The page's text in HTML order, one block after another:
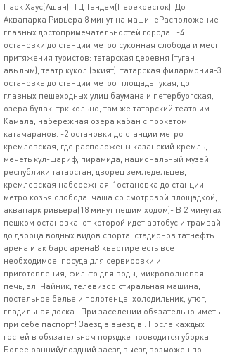
Парк Хаус(Ашан), ТЦ Тандем(Перекресток). До
Аквапарка Ривьера 8 минут на машинеРасположение
главных достопримечательностей города : -4
остановки до станции метро суконная слобода и мест
притяжения туристов: татарская деревня (туган
авылым), театр кукол (экият), татарская филармония-3
остановка до станции метро площадь тукая, до
главных пешеходных улиц баумана и петербургская,
озера булак, трк кольцо, там же татарский театр им.
Камала, набережная озера кабан с прокатом
катамаранов. -2 остановки до станции метро
кремлевская, где расположены казанский кремль,
мечеть кул-шариф, пирамида, национальный музей
республики татарстан, дворец земледельцев,
кремлевская набережная-1остановка до станции
метро козья слобода: чаша со смотровой площадкой,
аквапарк ривьера(18 минут пешим ходом)- В 2 минутах
пешком остановка, от которой идет автобус и трамвай
до дворца водных видов спорта, стадионов татнефть
арена и ак барс аренаВ квартире есть все
необходимое: посуда для сервировки и
приготовления, фильтр для воды, микроволновая
печь, эл. Чайник, телевизор стиральная машина,
постельное белье и полотенца, холодильник, утюг,
гладильная доска. ​ При заселении обязательно иметь
при себе паспорт! Заезд в выезд в . После каждых
гостей в обязательном порядке проводится уборка.
Более ранний/поздний заезд выезд возможен по